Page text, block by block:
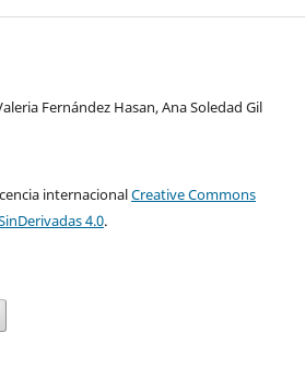
Fernández Hasan, Ana Soledad Gil
internacionalCreative Commons
4.0.